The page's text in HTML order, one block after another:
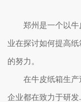
郑州是一个以
业在探讨如何提高
的努力。
在牛皮纸箱生
企业都在致力于研